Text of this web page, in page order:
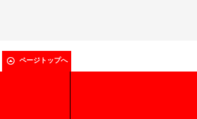
ページトップへ